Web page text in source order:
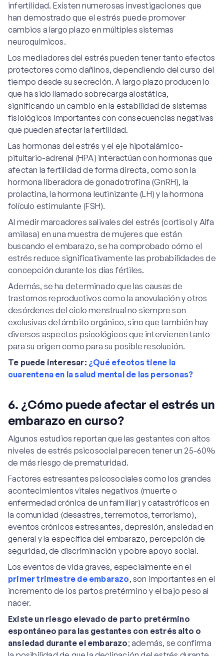
infertilidad. Existen numerosas investigaciones que
han demostrado que el estrés puede promover
cambios a largo plazo en múltiples sistemas
neuroquímicos.
Los mediadores del estrés pueden tener tanto efectos
protectores como dañinos, dependiendo del curso del
tiempo desde su secreción. A largo plazo producen lo
que ha sido llamado sobrecarga alostática,
significando un cambio en la estabilidad de sistemas
fisiológicos importantes con consecuencias negativas
que pueden afectar la fertilidad.
Las hormonas del estrés y el eje hipotalámico-
pituitario-adrenal (HPA) interactúan con hormonas que
afectan la fertilidad de forma directa, como son la
hormona liberadora de gonadotrofina (GnRH), la
prolactina, la hormona leutinizante (LH) y la hormona
folículo estimulante (FSH).
Al medir marcadores salivales del estrés (cortisol y Alfa
amilasa) en una muestra de mujeres que están
buscando el embarazo, se ha comprobado cómo el
estrés reduce significativamente las probabilidades de
concepción durante los días fértiles.
Además, se ha determinado que las causas de
trastornos reproductivos como la anovulación y otros
desórdenes del ciclo menstrual no siempre son
exclusivas del ámbito orgánico, sino que también hay
diversos aspectos psicológicos que intervienen tanto
para su origen como para su posible resolución.
Te puede interesar: ¿Qué efectos tiene la
cuarentena en la salud mental de las personas?
6. ¿Cómo puede afectar el estrés un
embarazo en curso?
Algunos estudios reportan que las gestantes con altos
niveles de estrés psicosocial parecen tener un 25-60%
de más riesgo de prematuridad.
Factores estresantes psicosociales como los grandes
acontecimientos vitales negativos (muerte o
enfermedad crónica de un familiar) y catastróficos en
la comunidad (desastres, terremotos, terrorismo),
eventos crónicos estresantes, depresión, ansiedad en
general y la específica del embarazo, percepción de
seguridad, de discriminación y pobre apoyo social.
Los eventos de vida graves, especialmente en el
primer trimestre de embarazo, son importantes en el
incremento de los partos pretérmino y el bajo peso al
nacer.
Existe un riesgo elevado de parto pretérmino
espontáneo para las gestantes con estrés alto o
ansiedad durante el embarazo; además, se confirma